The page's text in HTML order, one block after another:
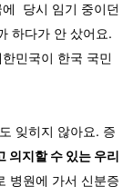
당시 임기 중이던
하다가 안 샀어요.
민국이 한국 국민
잊히지 않아요. 증
의지할 수 있는 우리
병원에 가서 신분증